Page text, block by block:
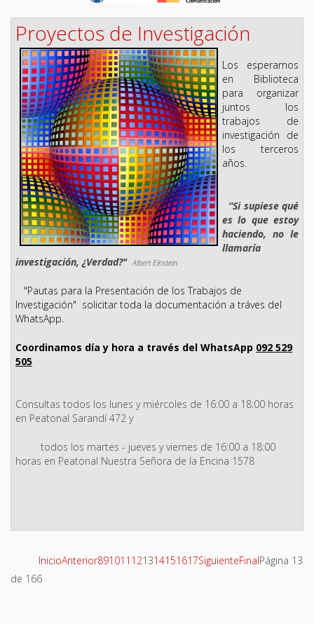
Proyectos de Investigación
Los esperamos
en Biblioteca
para organizar
juntos los
trabajos de
investigación de
los terceros
años.
“Si supiese qué
es lo que estoy
haciendo, no le
llamaría
investigación, ¿Verdad?"Albert Einstein.
"Pautas para la Presentación de los Trabajos de
Investigación" solicitar toda la documentación a tráves del
WhatsApp.
Coordinamos día y hora a través del WhatsApp 092 529
505
Consultas todos los lunes y miércoles de 16:00 a 18:00 horas
en Peatonal Sarandí 472 y
todos los martes - jueves y viernes de 16:00 a 18:00
horas en Peatonal Nuestra Señora de la Encina 1578
InicioAnterior891011 121314151617SiguienteFinalPágina 13
de 166